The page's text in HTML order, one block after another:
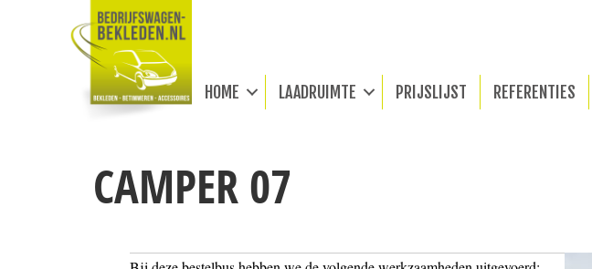
HOME LAADRUIMTE PRIJSLIJST REFERENTIES
CAMPER 07